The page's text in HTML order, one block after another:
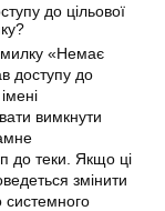
до цільової
«Немає
доступу до
вимкнути
до теки. Якщо ці
змінити
системного